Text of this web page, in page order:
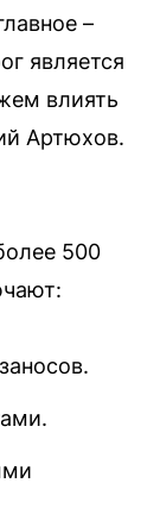
–
является
влиять
Артюхов.
500